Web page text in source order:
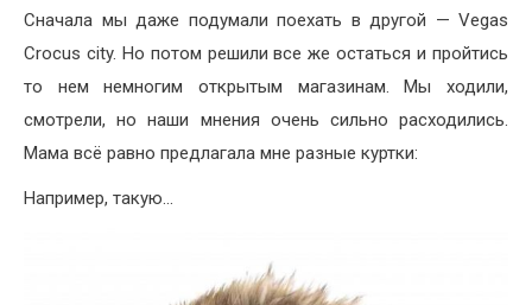
Сначала мы даже подумали поехать в другой — Vegas
Crocus city. Но потом решили все же остаться и пройтись
то нем немногим открытым магазинам. Мы ходили,
смотрели, но наши мнения очень сильно расходились.
Мама всё равно предлагала мне разные куртки:
Например, такую…